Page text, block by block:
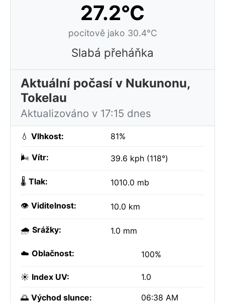
27.2°C
pocitově jako 30.4°C
Slabá přeháňka
Aktuální počasí v Nukunonu,
Tokelau
Aktualizováno v 17:15 dnes
💧 Vlhkost: 81%
🌬️ Vítr: 39.6 kph (118°)
🌡️ Tlak: 1010.0 mb
👁️ Viditelnost: 10.0 km
🌧️ Srážky: 1.0 mm
☁️ Oblačnost: 100%
☀️ Index UV: 1.0
🌅 Východ slunce: 06:38 AM